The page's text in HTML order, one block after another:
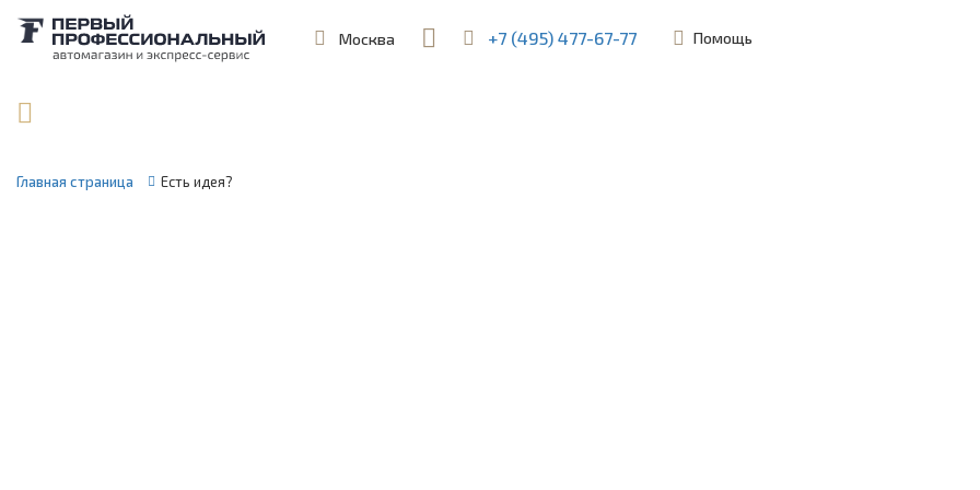
Москва ул. Шереметьевская, 45Б
+7 (495) 477-67-77 Помощь
Главная страница Есть идея?